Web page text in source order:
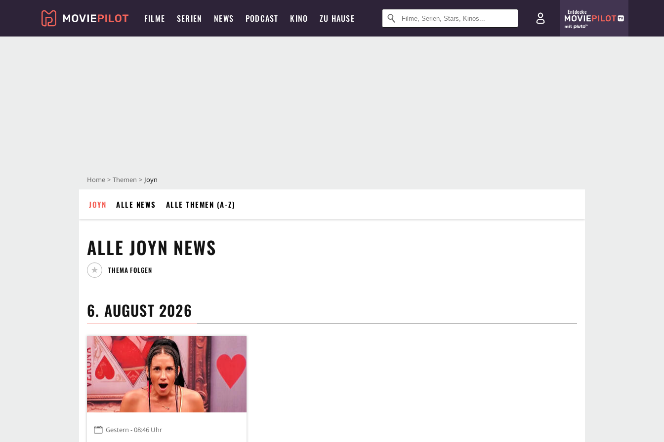
FILME SERIEN NEWS PODCAST KINO ZU HAUSE
Entdecke
Home Themen Joyn
JOYN ALLE NEWS ALLE THEMEN (A-Z)
ALLE JOYN NEWS
THEMA FOLGEN
6. AUGUST 2026
Gestern - 08:46 Uhr